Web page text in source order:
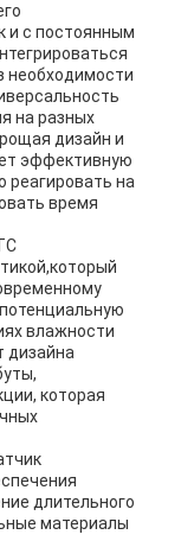
и с постоянным
необходимости
на разных
дизайн и
эффективную
реагировать на
время
влажности
дизайна
которая
длительного
материалы